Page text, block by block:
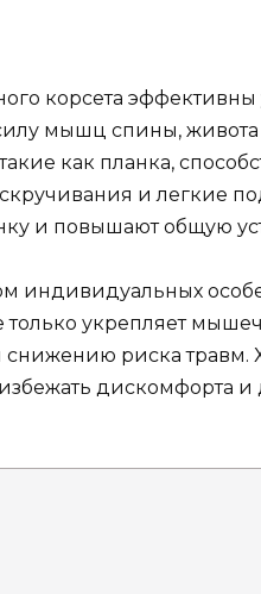
корсета
мышц спины,
как планка,
и легкие
и повышают общую
индивидуальных
укрепляет
риска травм.
дискомфорта и